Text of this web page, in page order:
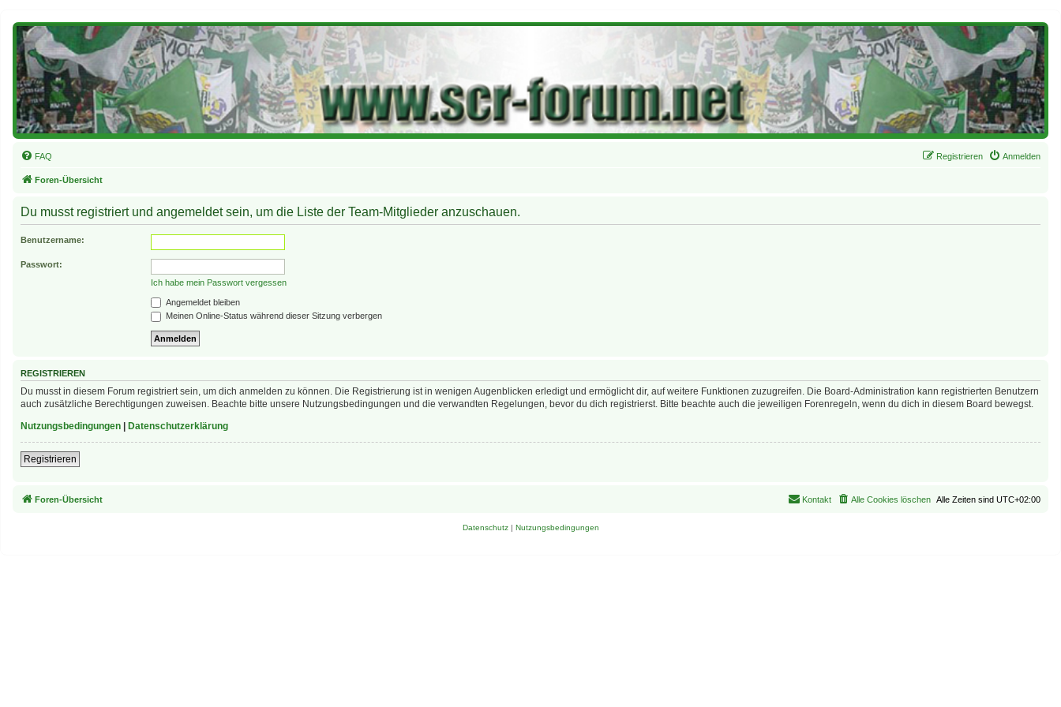
FAQ Anmelden
Registrieren
Foren-Übersicht
Du musst registriert und angemeldet sein, um die Liste der Team-Mitglieder anzuschauen.
Benutzername:
Passwort:
Ich habe mein Passwort vergessen
Angemeldet bleiben
Meinen Online-Status während dieser Sitzung verbergen
REGISTRIEREN
Du musst in diesem Forum registriert sein, um dich anmelden zu können. Die Registrierung ist in wenigen Augenblicken erledigt und ermöglicht dir, auf weitere Funktionen zuzugreifen. Die Board-Administration kann registrierten Benutzern
auch zusätzliche Berechtigungen zuweisen. Beachte bitte unsere Nutzungsbedingungen und die verwandten Regelungen, bevor du dich registrierst. Bitte beachte auch die jeweiligen Forenregeln, wenn du dich in diesem Board bewegst.
Nutzungsbedingungen
Datenschutzerklärung
Registrieren
Foren-Übersicht Alle Zeiten sind UTC+02:00
Alle Cookies löschen
Kontakt
Datenschutz| Nutzungsbedingungen